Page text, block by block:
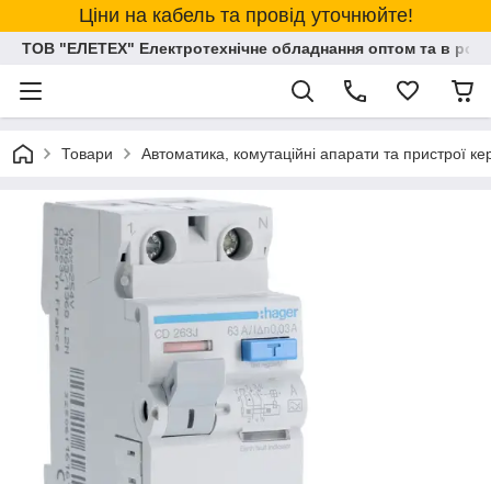
Ціни на кабель та провід уточнюйте!
ТОВ "ЕЛЕТЕХ" Електротехнічне обладнання оптом та в
Товари Автоматика, комутаційні апарати та пристрої